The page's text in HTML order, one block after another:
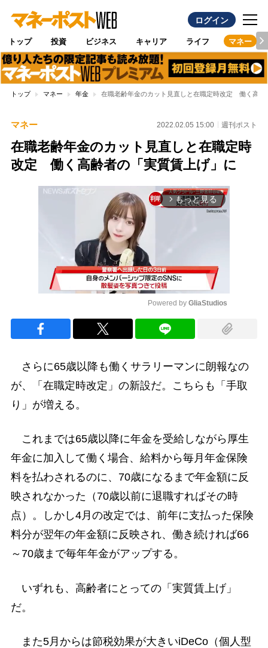
ログイン
トップ 投資 ビジネス キャリア ライフ マネー
トップ マネー 年金 在職老齢年金のカット見直しと在職定時改定 働く高齢
マネー 2022.02.05 15:00 週刊ポスト
在職老齢年金のカット見直しと在職定時
改定 働く高齢者の「実質賃上げ」に
arrow_forward_ios もっと見る
Powered by GliaStudios
さらに65歳以降も働くサラリーマンに朗報なの
が、「在職定時改定」の新設だ。こちらも「手取
り」が増える。
これまでは65歳以降に年金を受給しながら厚生
年金に加入して働く場合、給料から毎月年金保険
料を払わされるのに、70歳になるまで年金額に反
映されなかった（70歳以前に退職すればその時
点）。しかし4月の改定では、前年に支払った保険
料分が翌年の年金額に反映され、働き続ければ66
～70歳まで毎年年金がアップする。
いずれも、高齢者にとっての「実質賃上げ」
だ。
また5月からは節税効果が大きいiDeCo（個人型